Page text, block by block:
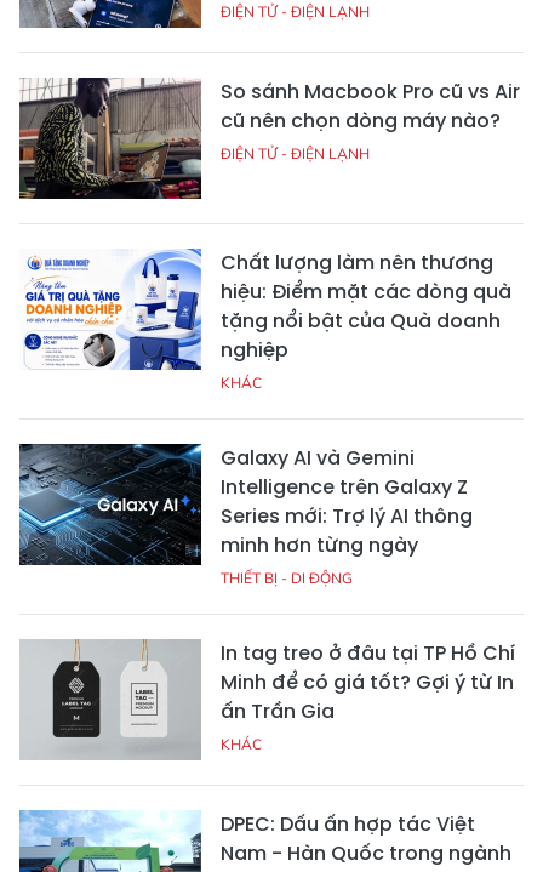
ĐIỆN TỬ - ĐIỆN LẠNH
So sánh Macbook Pro cũ vs Air
cũ nên chọn dòng máy nào?
ĐIỆN TỬ - ĐIỆN LẠNH
Chất lượng làm nên thương
hiệu: Điểm mặt các dòng quà
tặng nổi bật của Quà doanh
nghiệp
KHÁC
Galaxy AI và Gemini
Intelligence trên Galaxy Z
Series mới: Trợ lý AI thông
minh hơn từng ngày
THIẾT BỊ - DI ĐỘNG
In tag treo ở đâu tại TP Hồ Chí
Minh để có giá tốt? Gợi ý từ In
ấn Trần Gia
KHÁC
DPEC: Dấu ấn hợp tác Việt
Nam - Hàn Quốc trong ngành